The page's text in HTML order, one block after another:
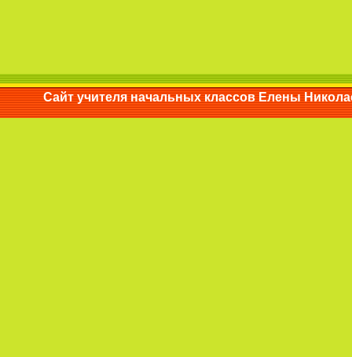
Сайт учителя начальных классов Елены